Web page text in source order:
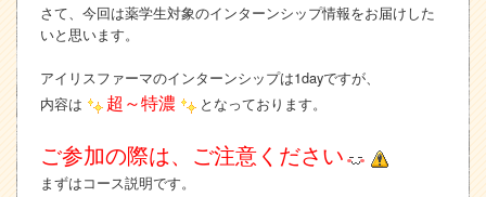
さて、今回は薬学生対象のインターンシップ情報をお届けした
いと思います。
アイリスファーマのインターンシップは1dayですが、
内容は
超～特濃 となっております。
ご参加の際は、ご注意ください
まずはコース説明です。